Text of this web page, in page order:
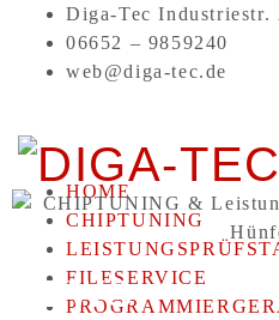
Diga-Tec Industriestr.
06652 – 9859240
web@diga-tec.de
HOME
CHIPTUNING
FILESERVICE
NEWS